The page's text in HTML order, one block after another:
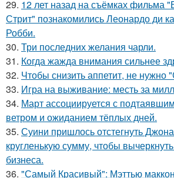
29. 12 лет назад на съёмках фильма
Стрит" познакомились Леонардо ди
Робби.
30. Три последних желания чарли.
31. Когда жажда внимания сильнее
32. Чтобы снизить аппетит, не нужно
33. Игра на выживание: месть за
34. Март ассоциируется с
ветром и ожиданием тёплых дней.
35. Суини пришлось отстегнуть
кругленькую сумму, чтобы
бизнеса.
36. "Самый Красивый": Мэттью